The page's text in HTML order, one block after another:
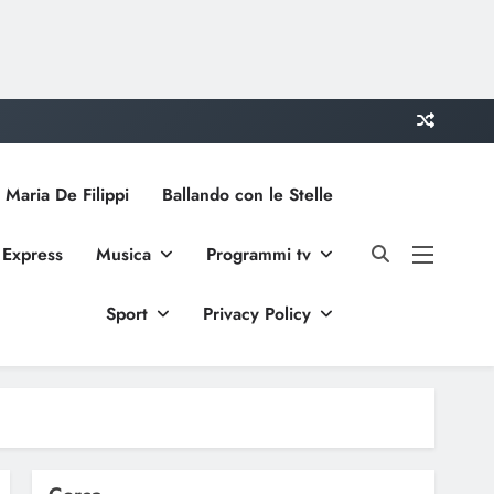
De Filippi Ballando con le Stelle
Musica Programmi tv
Sport Privacy Policy